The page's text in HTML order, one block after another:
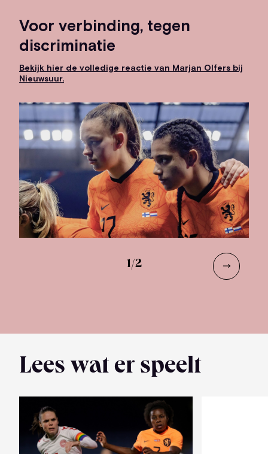
Voor verbinding, tegen
discriminatie
Bekijk hier de volledige reactie van Marjan Olfers bij
Nieuwsuur.
1/2
Lees wat er speelt